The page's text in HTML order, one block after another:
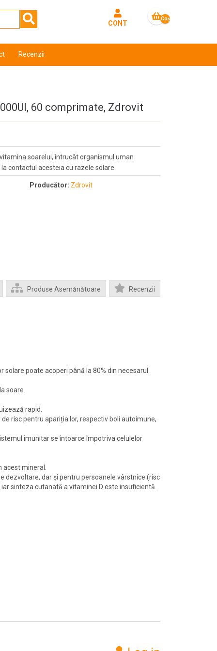
CONT
Coş
Recenzii
60 comprimate, Zdrovit
soarelui, întrucât organismul uman
contactul acesteia cu razele solare.
Producător: Zdrovit
Produse Asemănătoare Recenzii
poate acoperi până la 80% din necesarul
soare.
rapid.
risc pentru apariția lor, respectiv boli autoimune,
imunitar se întoarce împotriva celulelor
mineral.
dezvoltare, dar şi pentru persoanele vârstnice (risc
sinteza cutanată a vitaminei D este insuficientă.